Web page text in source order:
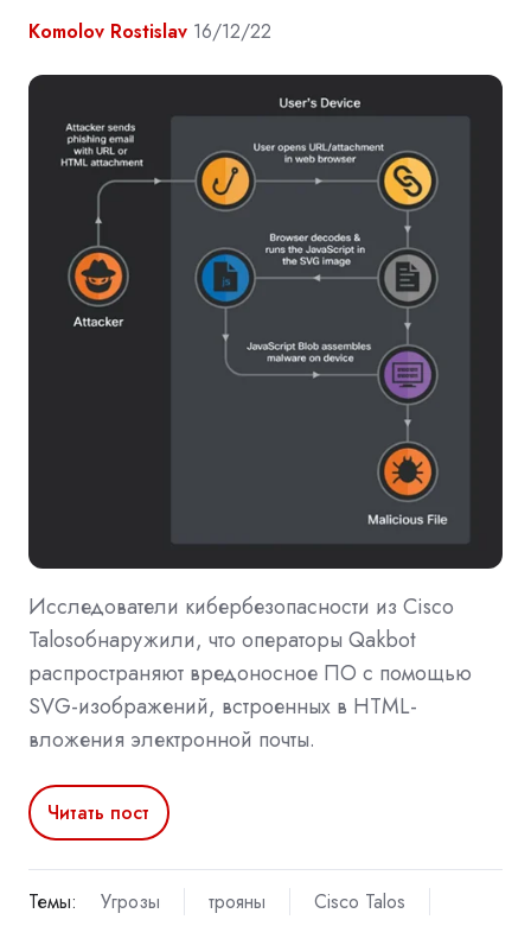
Komolov Rostislav 16/12/22
Исследователи кибербезопасности из Cisco
Talosобнаружили, что операторы Qakbot
распространяют вредоносное ПО с помощью
SVG-изображений, встроенных в HTML-
вложения электронной почты.
Читать пост
Темы: Угрозы трояны
Cisco Talos